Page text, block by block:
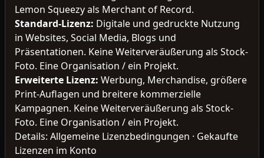
Lemon Squeezy als Merchant of Record.
Standard-Lizenz: Digitale und gedruckte Nutzung
in Websites, Social Media, Blogs und
Präsentationen. Keine Weiterveräußerung als Stock-
Foto. Eine Organisation / ein Projekt.
Erweiterte Lizenz: Werbung, Merchandise, größere
Print-Auflagen und breitere kommerzielle
Kampagnen. Keine Weiterveräußerung als Stock-
Foto. Eine Organisation / ein Projekt.
Details: Allgemeine Lizenzbedingungen · Gekaufte
Lizenzen im Konto